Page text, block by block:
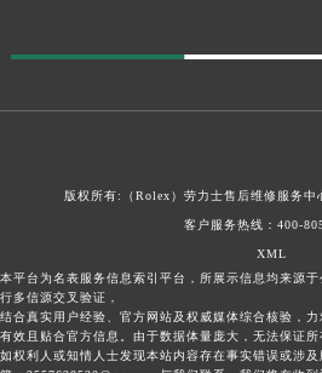
版权所有:（Rolex） 劳力士售后维修服务中
客户服务热线： 400-
XML
本平台为名表服务信息索引平台，所展示信息均来源
行多信源交叉验证，
结合真实用户经验、官方网站及权威媒体综合核验，
有效且贴合官方信息。由于数据体量庞大，无法保证所
如权利人或知情人士发现本站内容存在事实错误或涉